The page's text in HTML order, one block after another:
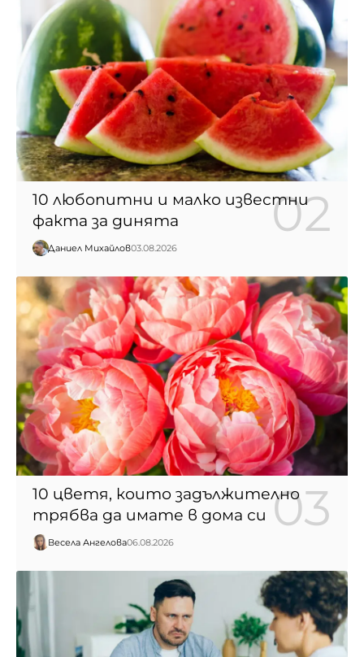
10 любопитни и малко известни
факта за динята
Даниел Михайлов03.08.2026
10 цветя, които задължително
трябва да имате в дома си
Весела Ангелова06.08.2026